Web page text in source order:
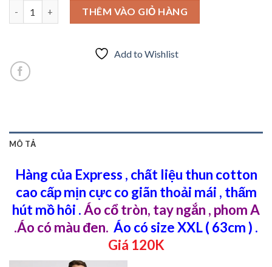
Anh chàng mát rượi cùng áo thun cổ tròn tay ngắn Express số
THÊM VÀO GIỎ HÀNG
Add to Wishlist
MÔ TẢ
Hàng của Express , chất liệu thun cotton
cao cấp mịn cực co giãn thoải mái , thấm
hút mồ hôi .Áo cổ tròn, tay ngắn , phom A
.Áo có màu đen. Áo có size XXL ( 63cm ) .
Giá 120K